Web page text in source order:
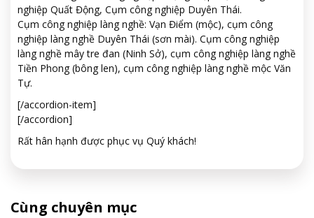
nghiệp Quất Động, Cụm công nghiệp Duyên Thái.
Cụm công nghiệp làng nghề: Vạn Điểm (mộc), cụm công
nghiệp làng nghề Duyên Thái (sơn mài). Cụm công nghiệp
làng nghề mây tre đan (Ninh Sở), cụm công nghiệp làng nghề
Tiền Phong (bông len), cụm công nghiệp làng nghề mộc Văn
Tự.
[/accordion-item]
[/accordion]
Rất hân hạnh được phục vụ Quý khách!
Cùng chuyên mục